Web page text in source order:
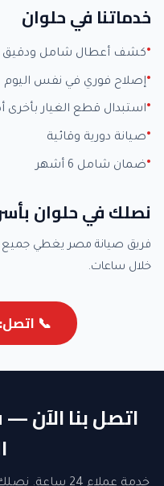
خدماتنا في حلوان
كشف أعطال شامل ودقيق
إصلاح فوري في نفس اليوم
استبدال قطع الغيار بأخرى
صيانة دورية وقائية
ضمان شامل 6 أشهر
نصلك في حلوان
فريق صيانة مصر يغطي
خلال ساعات.
📞 اتصل:
اتصل بنا